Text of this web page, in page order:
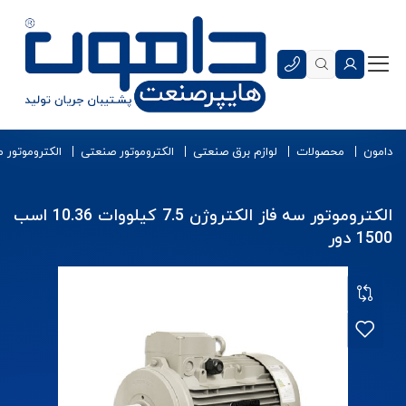
دامون محصولات لوازم برق صنعتی الکتروموتور صنعتی
الکتروموتور سه فاز الکتروژن 7.5 کیلووات 10.36 اسب
1500 دور